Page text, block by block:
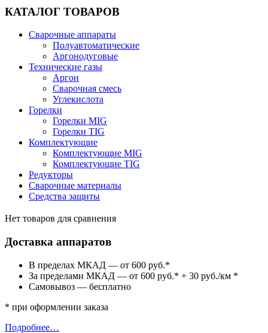
КАТАЛОГ ТОВАРОВ
Сварочные аппараты
Полуавтоматические
Аргонодуговые
Технические газы
Аргон
Сварочная смесь
Углекислота
Горелки
Горелки MIG
Горелки TIG
Комплектующие
Комплектующие MIG
Комплектующие TIG
Редукторы
Сварочные материалы
Средства защиты
Нет товаров для сравнения
Доставка аппаратов
В пределах МКАД — от 600 руб.*
За пределами МКАД — от 600 руб.* + 30 руб./км *
Самовывоз — бесплатно
* при оформлении заказа
Подробнее…